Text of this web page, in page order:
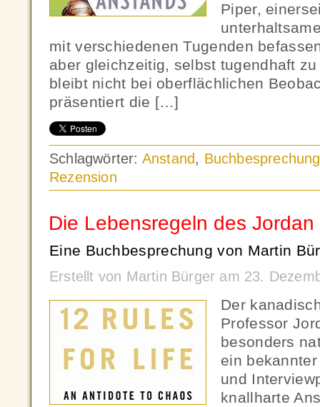
Piper,
mit verschiedenen Tugenden
aber gleichzeitig, selbst tugendhaft
bleibt nicht bei oberflächlichen
präsentiert die […]
Schlagwörter: Anstand, Buchbesprechung
Rezension
Die Lebensregeln des
Eine Buchbesprechung von Martin
Erstellt von Martin Bürger am 23.
Der
Professor
besonders
ein
und
knallharte